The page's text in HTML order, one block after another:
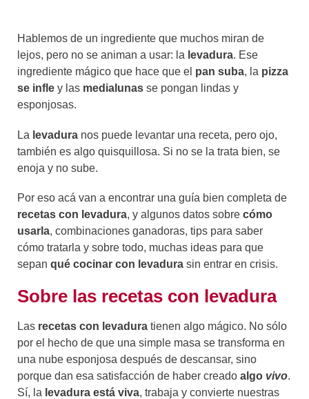
Hablemos de un ingrediente que muchos miran de
lejos, pero no se animan a usar: la levadura. Ese
ingrediente mágico que hace que el pan suba, la pizza
se infle y las medialunas se pongan lindas y
esponjosas.
La levadura nos puede levantar una receta, pero ojo,
también es algo quisquillosa. Si no se la trata bien, se
enoja y no sube.
Por eso acá van a encontrar una guía bien completa de
recetas con levadura, y algunos datos sobre cómo
usarla, combinaciones ganadoras, tips para saber
cómo tratarla y sobre todo, muchas ideas para que
sepan qué cocinar con levadura sin entrar en crisis.
Sobre las recetas con levadura
Las recetas con levadura tienen algo mágico. No sólo
por el hecho de que una simple masa se transforma en
una nube esponjosa después de descansar, sino
porque dan esa satisfacción de haber creado algo vivo.
Sí, la levadura está viva, trabaja y convierte nuestras